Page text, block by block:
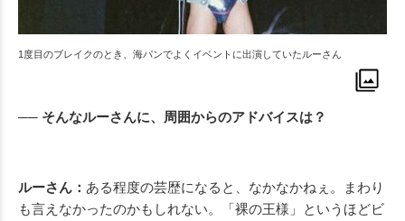
1度目のブレイクのとき、海パンでよくイベントに出演していたルーさん
── そんなルーさんに、周囲からのアドバイスは？
ルーさん： ある程度の芸歴になると、なかなかねぇ。まわり
も言えなかったのかもしれない。「裸の王様」というほどビ